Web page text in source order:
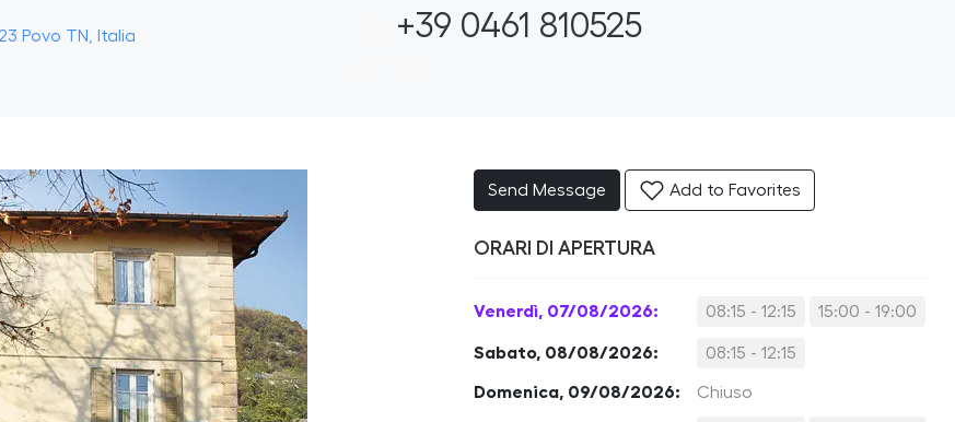
Povo TN, Italia +39 0461 810525
Send Message Add to Favorites
ORARI DI APERTURA
Venerdì, 07/08/2026: 08:15 - 12:15 15:00 - 19:00
Sabato, 08/08/2026: 08:15 - 12:15
Domenica, 09/08/2026: Chiuso